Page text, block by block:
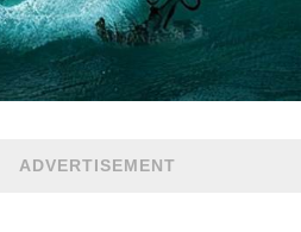
ADVERTISEMENT